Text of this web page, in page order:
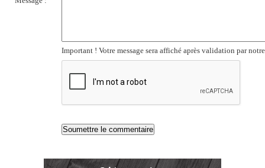
Important ! Votre message sera affiché après validation par